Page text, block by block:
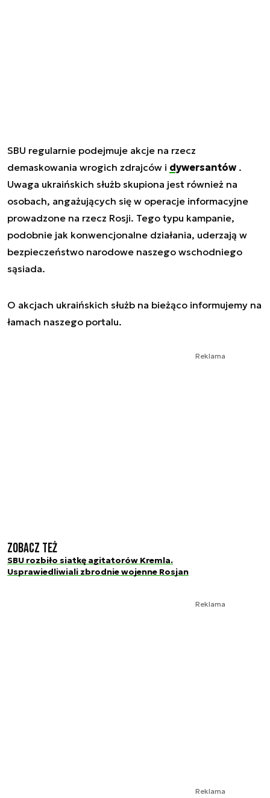
SBU regularnie podejmuje akcje na rzecz
demaskowania wrogich zdrajców i dywersantów .
Uwaga ukraińskich służb skupiona jest również na
osobach, angażujących się w operacje informacyjne
prowadzone na rzecz Rosji. Tego typu kampanie,
podobnie jak konwencjonalne działania, uderzają w
bezpieczeństwo narodowe naszego wschodniego
sąsiada.
O akcjach ukraińskich służb na bieżąco informujemy na
łamach naszego portalu.
Reklama
Zobacz też
SBU rozbiło siatkę agitatorów Kremla.
Usprawiedliwiali zbrodnie wojenne Rosjan
Reklama
Reklama